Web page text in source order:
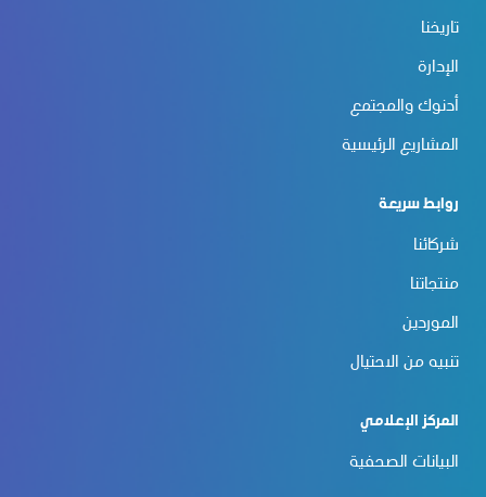
تاريخنا
الإدارة
أدنوك والمجتمع
المشاريع الرئيسية
روابط سريعة
شركائنا
منتجاتنا
الموردين
تنبيه من الاحتيال
المركز الإعلامي
البيانات الصحفية